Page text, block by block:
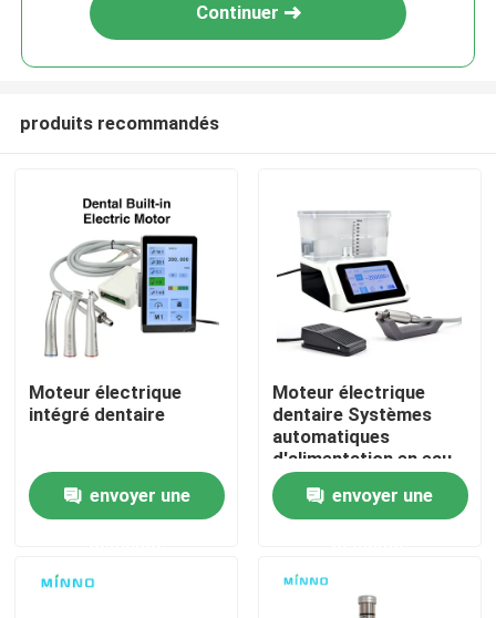
Aperçu
Produits
Continuer
produits recommandés
Moteur électrique
intégré dentaire
envoyer une
Moteur électrique
dentaire Systèmes
automatiques
d'alimentation en eau
et en air
envoyer une